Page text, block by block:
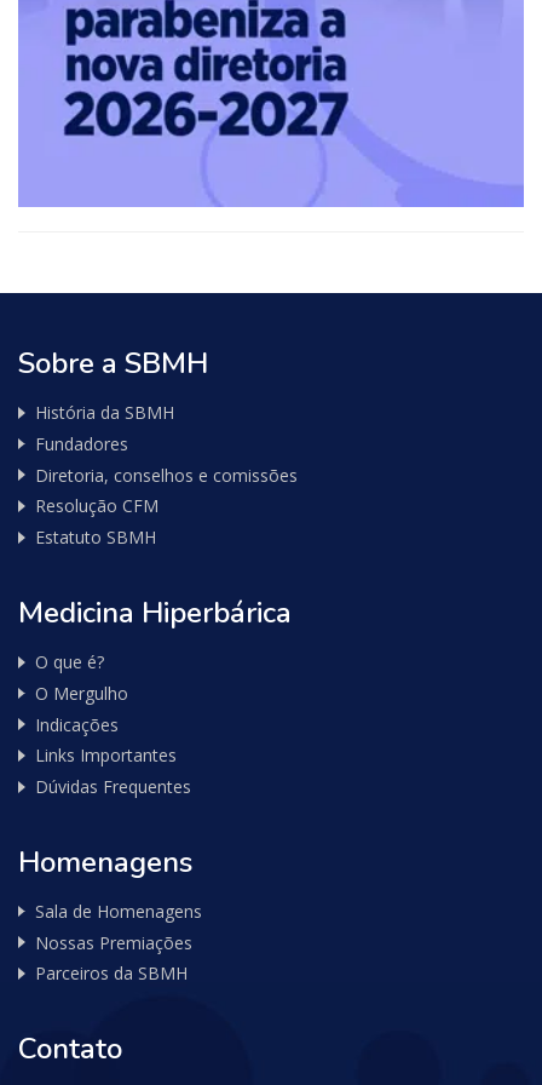
Sobre a SBMH
História da SBMH
Fundadores
Diretoria, conselhos e comissões
Resolução CFM
Estatuto SBMH
Medicina Hiperbárica
O que é?
O Mergulho
Indicações
Links Importantes
Dúvidas Frequentes
Homenagens
Sala de Homenagens
Nossas Premiações
Parceiros da SBMH
Contato